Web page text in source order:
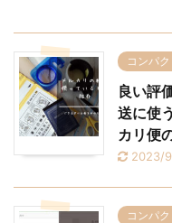
コンパ
良い評
送に使
カリ便
2023/
コンパ